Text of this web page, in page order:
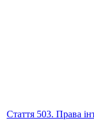
Стаття 503. Права